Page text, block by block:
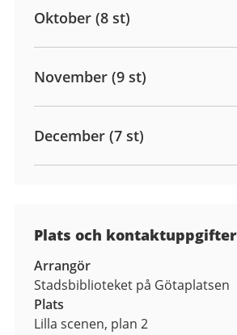
Oktober (8 st)
November (9 st)
December (7 st)
Plats och kontaktuppgifter
Arrangör
Stadsbiblioteket på Götaplatsen
Plats
Lilla scenen, plan 2